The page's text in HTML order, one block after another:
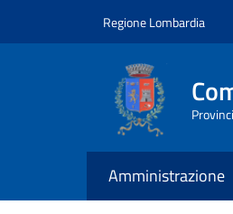
Regione Lombardia
Amministrazione